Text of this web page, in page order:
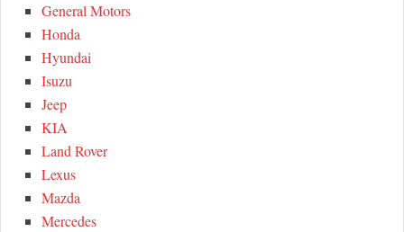
General Motors
Honda
Hyundai
Isuzu
Jeep
KIA
Land Rover
Lexus
Mazda
Mercedes